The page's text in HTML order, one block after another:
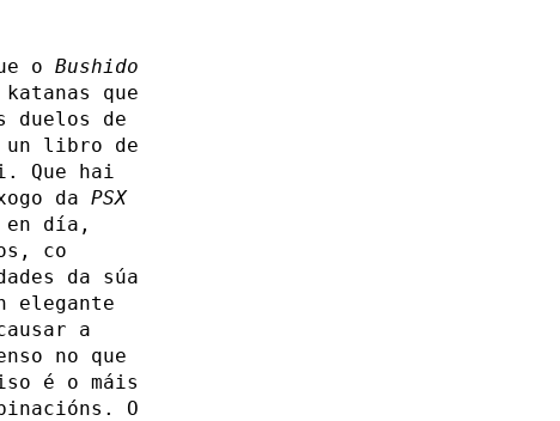
o Bushido
que
duelos de
un libro de
Que hai
da PSX
en día,
co
da súa
elegante
a
no que
é o máis
O